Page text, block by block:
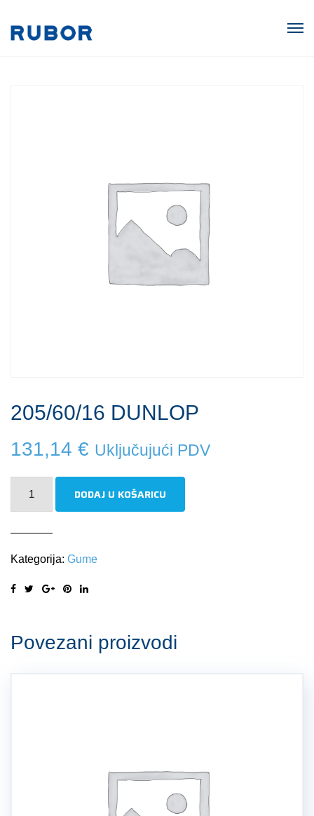
205/60/16 DUNLOP
131,14 € Uključujući PDV
DODAJ U KOŠARICU
Kategorija: Gume
Povezani proizvodi